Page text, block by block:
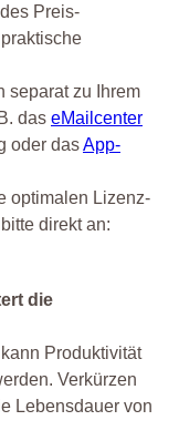
Preis-
separat zu Ihrem
das eMailcenter
oder dasApp-
optimalen Lizenz-
direkt an:
die
Produktivität
Verkürzen
Lebensdauer von